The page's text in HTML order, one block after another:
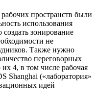
пространств были
использования
зонирование
не
Также нужно
переговорных
4, в том числе рабочая
Shanghai («лаборатория»
идей